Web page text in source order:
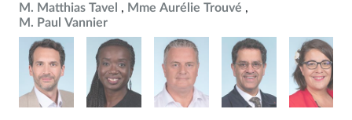
M. Matthias Tavel
Mme Aurélie Trouvé
M. Paul Vannier